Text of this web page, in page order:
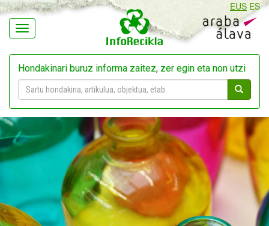
Navegación
EUS ES
Hondakinari buruz informa zaitez, zer egin eta non utzi